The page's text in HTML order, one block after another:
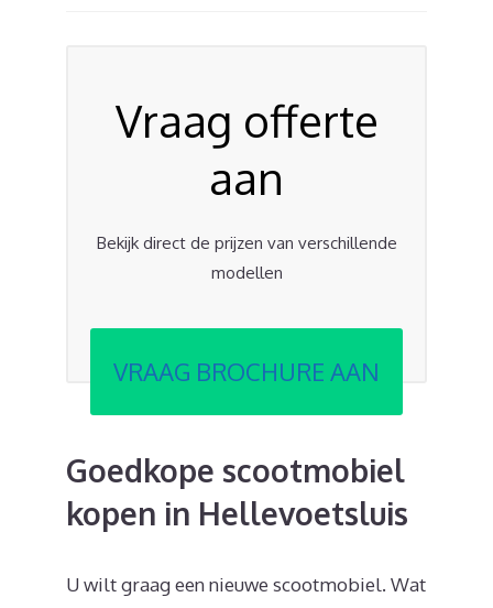
Vraag offerte
aan
Bekijk direct de prijzen van verschillende
modellen
VRAAG BROCHURE AAN
Goedkope scootmobiel
kopen in Hellevoetsluis
U wilt graag een nieuwe scootmobiel. Wat